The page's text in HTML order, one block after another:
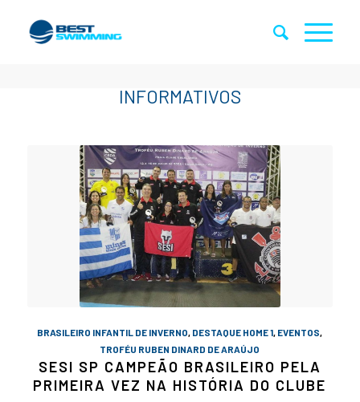
BRASILEIRO INFANTIL DE INVERNO, DESTAQUE HOME 1, EVENTOS,
TROFÉU RUBEN DINARD DE ARAÚJO
SESI SP CAMPEÃO BRASILEIRO PELA
PRIMEIRA VEZ NA HISTÓRIA DO CLUBE